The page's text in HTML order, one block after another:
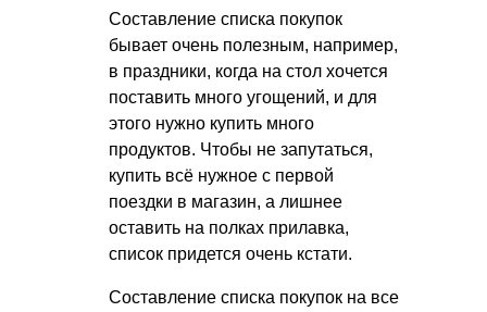
Составление списка покупок
бывает очень полезным, например,
в праздники, когда на стол хочется
поставить много угощений, и для
этого нужно купить много
продуктов. Чтобы не запутаться,
купить всё нужное с первой
поездки в магазин, а лишнее
оставить на полках прилавка,
список придется очень кстати.
Составление списка покупок на все